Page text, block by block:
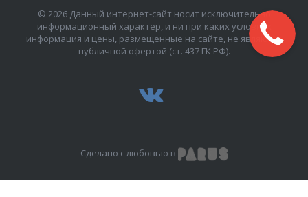
© 2026 Данный интернет-сайт носит исключительно
информационный характер, и ни при каких условиях
информация и цены, размещенные на сайте, не являются
публичной офертой (ст. 437 ГК РФ).
Сделано с любовью в